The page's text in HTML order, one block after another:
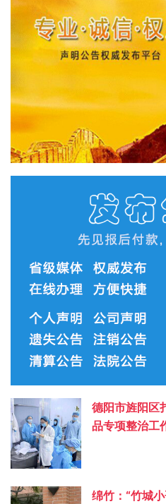
德阳市旌阳区
品专项整治工
绵竹：“竹城